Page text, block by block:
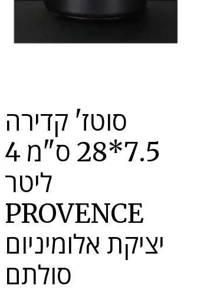
סוטז' קדירה
7.5*28 ס"מ 4
ליטר
PROVENCE
יציקת אלומיניום
סולתם